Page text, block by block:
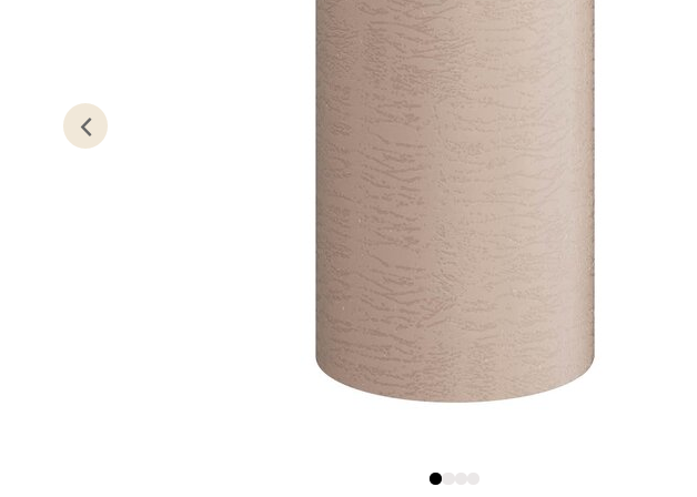
Austbøvegen 16, 5542 Karmsund
Åpent i dag 10-18
Stavanger og
Gartnerveien 16, 4016 Stavanger
Åpent i dag 10-18
Stavanger og Sandnes